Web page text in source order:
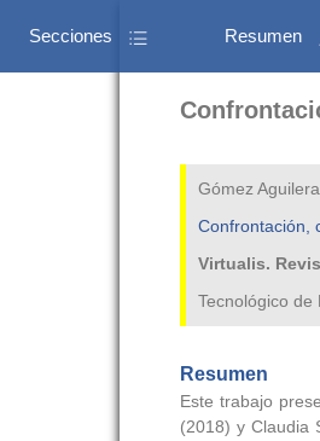
Secciones Resumen
Gómez
Confrontación,
Virtualis.
Tecnológico de
Resumen
Este trabajo
(2018) y Claudia